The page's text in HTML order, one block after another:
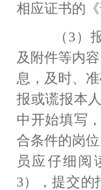
相应证书的
（3）
及附件等内
息，及时、
报或谎报本
中开始填写
合条件的岗
员应仔细阅
3），提交的